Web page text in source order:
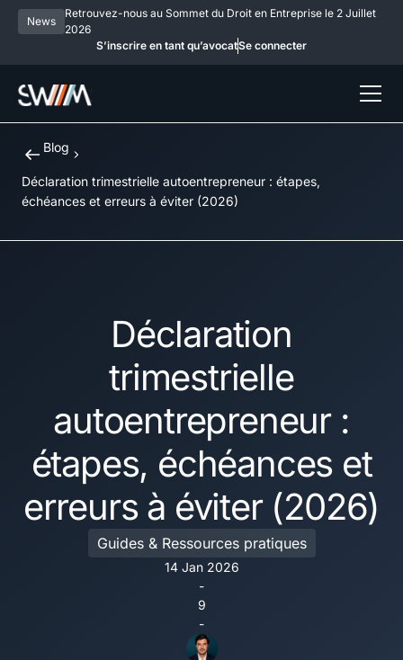
News
Retrouvez-nous au Sommet du Droit en Entreprise le 2 Juillet
2026
S’inscrire en tant qu’avocatSe connecter
Blog
Déclaration trimestrielle autoentrepreneur : étapes,
échéances et erreurs à éviter (2026)
Déclaration
trimestrielle
autoentrepreneur :
étapes, échéances et
erreurs à éviter (2026)
Guides & Ressources pratiques
14 Jan 2026
-
9
-